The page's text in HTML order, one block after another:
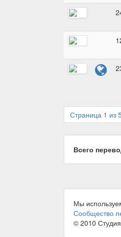
Страница 1 из
Всего
Мы
Сообщество
© 2010